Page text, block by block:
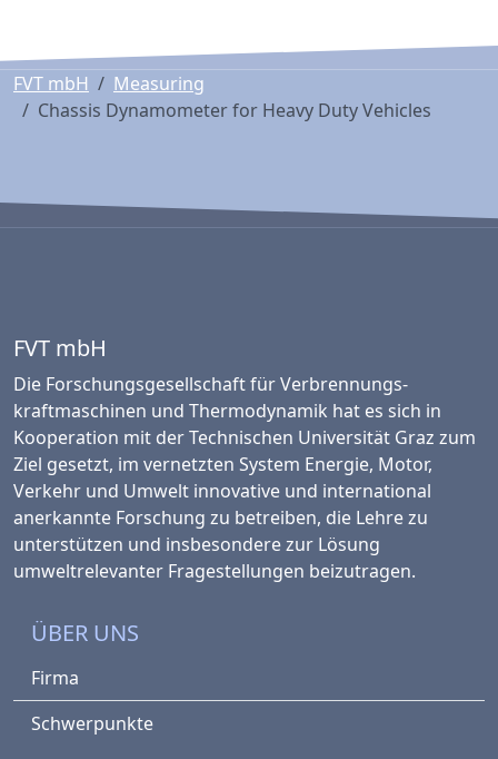
FVT mbH
Measuring
Chassis Dynamometer for Heavy Duty Vehicles
FVT mbH
Die Forschungsgesellschaft für Verbrennungs­
kraftmaschinen und Thermo­dynamik hat es sich in
Kooperation mit der Technischen Universität Graz zum
Ziel gesetzt, im vernetzten System Energie, Motor,
Verkehr und Umwelt innovative und international
anerkannte Forschung zu betreiben, die Lehre zu
unterstützen und insbesondere zur Lösung
umweltrelevanter Fragestellungen beizutragen.
ÜBER UNS
Firma
Schwerpunkte